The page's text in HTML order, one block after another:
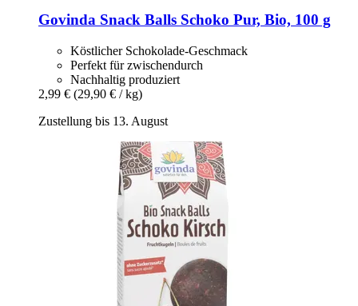
Govinda Snack Balls Schoko Pur, Bio, 100 g
Köstlicher Schokolade-Geschmack
Perfekt für zwischendurch
Nachhaltig produziert
2,99 € (29,90 € / kg)
Zustellung bis 13. August